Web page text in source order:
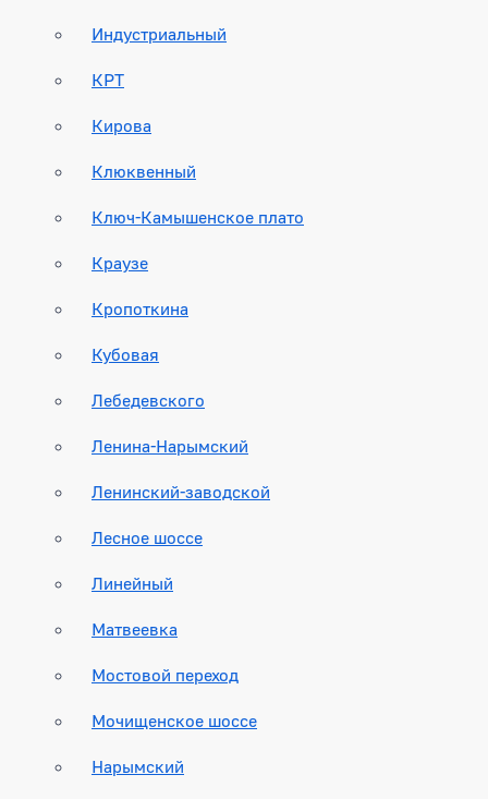
Индустриальный
КРТ
Кирова
Клюквенный
Ключ-Камышенское плато
Краузе
Кропоткина
Кубовая
Лебедевского
Ленина-Нарымский
Ленинский-заводской
Лесное шоссе
Линейный
Матвеевка
Мостовой переход
Мочищенское шоссе
Нарымский